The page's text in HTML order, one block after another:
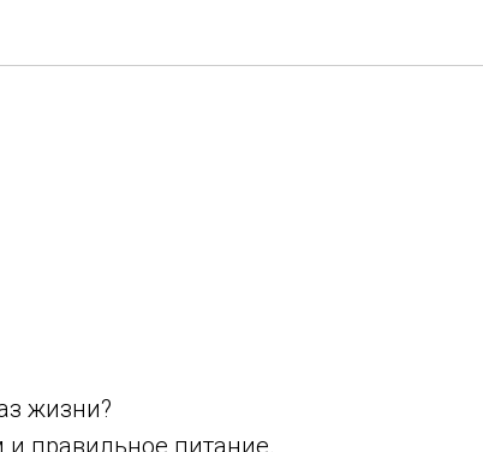
жизни?
и правильное питание.